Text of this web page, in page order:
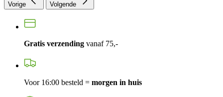
Vorige Volgende
Gratis verzending vanaf 75,-
Voor 16:00 besteld = morgen in huis